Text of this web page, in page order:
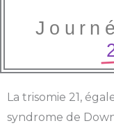
La trisomie 21,
syndrome de